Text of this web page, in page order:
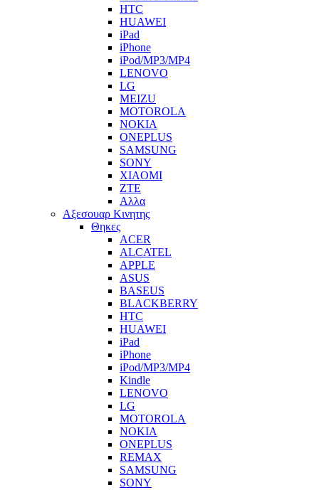
HTC
HUAWEI
iPad
iPhone
iPod/MP3/MP4
LENOVO
LG
MEIZU
MOTOROLA
NOKIA
ONEPLUS
SAMSUNG
SONY
XIAOMI
ZTE
Αλλα
Αξεσουαρ Κινητης
Θηκες
ACER
ALCATEL
APPLE
ASUS
BASEUS
BLACKBERRY
HTC
HUAWEI
iPad
iPhone
iPod/MP3/MP4
Kindle
LENOVO
LG
MOTOROLA
NOKIA
ONEPLUS
REMAX
SAMSUNG
SONY